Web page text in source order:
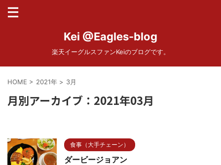
Kei @Eagles-blog
楽天イーグルスファンKeiのブログです。
HOME > 2021年 > 3月
月別アーカイブ：2021年03月
食事（大手チェーン）
ダービージョアン